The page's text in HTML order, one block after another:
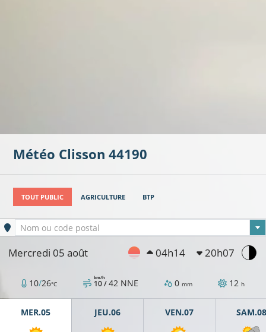
Météo Clisson 44190
TOUT PUBLIC AGRICULTURE BTP
Ville sélectionnée
Nom ou code postal
Mercredi 05 août 04h14 20h07
10/26°C 10 /
km/h 42 NNE 0 mm 12 h
MER.05 JEU.06 VEN.07 SAM.08
9°C
9°C